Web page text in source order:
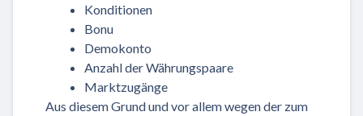
Konditionen
Bonu
Demokonto
Anzahl der Währungspaare
Marktzugänge
Aus diesem Grund und vor allem wegen der zum